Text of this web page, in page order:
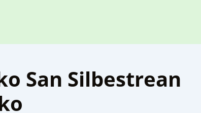
San Silbestrean